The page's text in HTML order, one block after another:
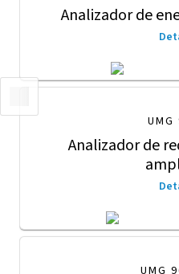
Analizador de
UMG
Analizador de
UMG